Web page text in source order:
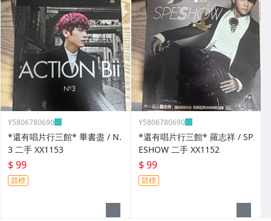
Y5806780690
*還有唱片行三館* 畢書盡 / N.
3 二手 XX1153
$ 99
競標
Y5806780690
*還有唱片行三館* 羅志祥 / SP
ESHOW 二手 XX1152
$ 99
競標